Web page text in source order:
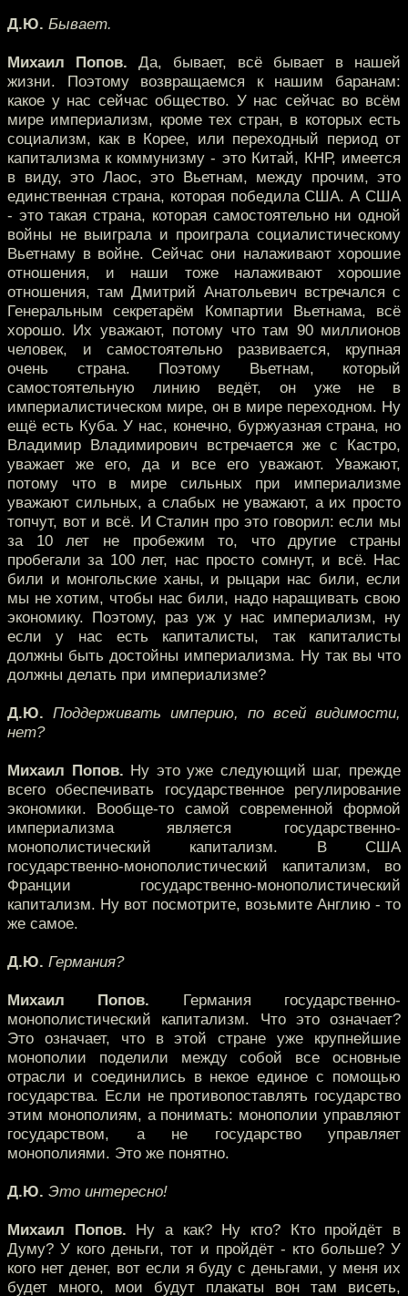
Д.Ю. Бывает.
Михаил Попов. Да, бывает, всё бывает в нашей
жизни. Поэтому возвращаемся к нашим баранам:
какое у нас сейчас общество. У нас сейчас во всём
мире империализм, кроме тех стран, в которых есть
социализм, как в Корее, или переходный период от
капитализма к коммунизму - это Китай, КНР, имеется
в виду, это Лаос, это Вьетнам, между прочим, это
единственная страна, которая победила США. А США
- это такая страна, которая самостоятельно ни одной
войны не выиграла и проиграла социалистическому
Вьетнаму в войне. Сейчас они налаживают хорошие
отношения, и наши тоже налаживают хорошие
отношения, там Дмитрий Анатольевич встречался с
Генеральным секретарём Компартии Вьетнама, всё
хорошо. Их уважают, потому что там 90 миллионов
человек, и самостоятельно развивается, крупная
очень страна. Поэтому Вьетнам, который
самостоятельную линию ведёт, он уже не в
империалистическом мире, он в мире переходном. Ну
ещё есть Куба. У нас, конечно, буржуазная страна, но
Владимир Владимирович встречается же с Кастро,
уважает же его, да и все его уважают. Уважают,
потому что в мире сильных при империализме
уважают сильных, а слабых не уважают, а их просто
топчут, вот и всё. И Сталин про это говорил: если мы
за 10 лет не пробежим то, что другие страны
пробегали за 100 лет, нас просто сомнут, и всё. Нас
били и монгольские ханы, и рыцари нас били, если
мы не хотим, чтобы нас били, надо наращивать свою
экономику. Поэтому, раз уж у нас империализм, ну
если у нас есть капиталисты, так капиталисты
должны быть достойны империализма. Ну так вы что
должны делать при империализме?
Д.Ю. Поддерживать империю, по всей видимости,
нет?
Михаил Попов. Ну это уже следующий шаг, прежде
всего обеспечивать государственное регулирование
экономики. Вообще-то самой современной формой
империализма является государственно-
монополистический капитализм. В США
государственно-монополистический капитализм, во
Франции государственно-монополистический
капитализм. Ну вот посмотрите, возьмите Англию - то
же самое.
Д.Ю. Германия?
Михаил Попов. Германия государственно-
монополистический капитализм. Что это означает?
Это означает, что в этой стране уже крупнейшие
монополии поделили между собой все основные
отрасли и соединились в некое единое с помощью
государства. Если не противопоставлять государство
этим монополиям, а понимать: монополии управляют
государством, а не государство управляет
монополиями. Это же понятно.
Д.Ю. Это интересно!
Михаил Попов. Ну а как? Ну кто? Кто пройдёт в
Думу? У кого деньги, тот и пройдёт - кто больше? У
кого нет денег, вот если я буду с деньгами, у меня их
будет много, мои будут плакаты вон там висеть,